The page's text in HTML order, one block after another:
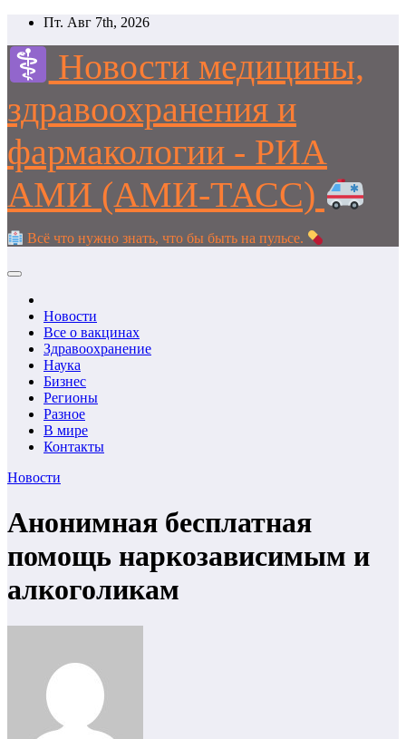
Перейти
содержимому
Пт. Авг 7th, 2026
Новости медицины,
здравоохранения и
фармакологии - РИА
АМИ (АМИ-ТАСС)
Всё что нужно знать, что бы быть на пульсе.
Новости
Все о вакцинах
Здравоохранение
Наука
Бизнес
Регионы
Разное
В мире
Контакты
Новости
Анонимная бесплатная
помощь наркозависимым и
алкоголикам